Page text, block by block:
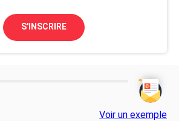
S'INSCRIRE
Voir un exemple